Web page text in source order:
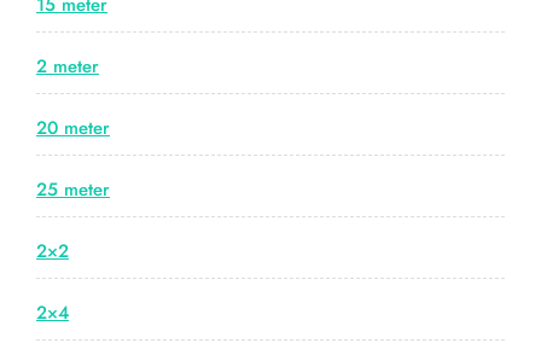
2 meter
20 meter
25 meter
2×2
2×4